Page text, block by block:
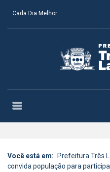
Cada Dia Melhor
Você está em: Prefeitura Três
convida população para